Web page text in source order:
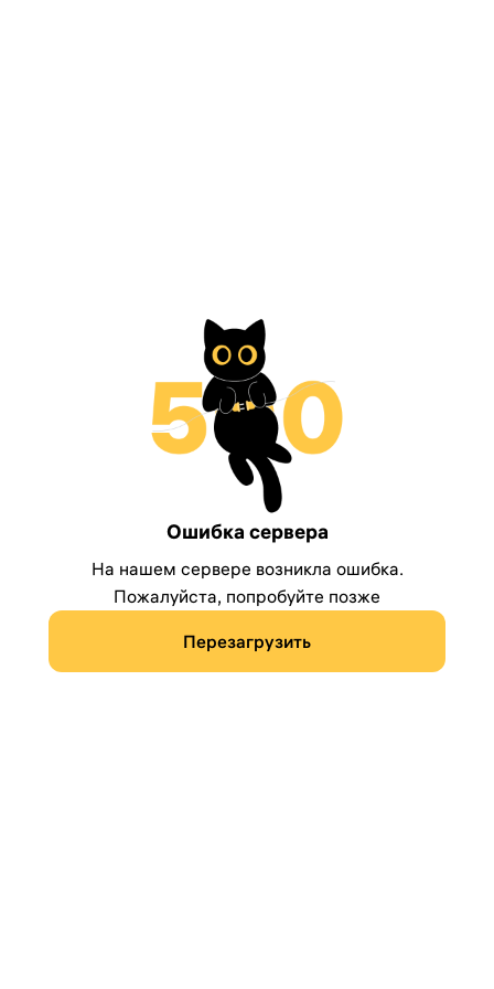
Ошибка сервера
На нашем сервере возникла ошибка.
Пожалуйста, попробуйте позже
Перезагрузить